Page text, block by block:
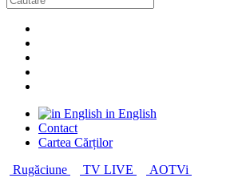
in English
Contact
Cartea Cărților
Rugăciune
TV LIVE AOTVi